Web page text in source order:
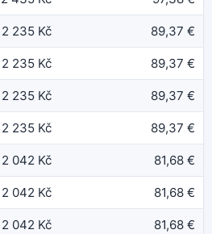
2 235 Kč 89,37 €
2 235 Kč 89,37 €
2 235 Kč 89,37 €
2 235 Kč 89,37 €
2 042 Kč 81,68 €
2 042 Kč 81,68 €
2 042 Kč 81,68 €